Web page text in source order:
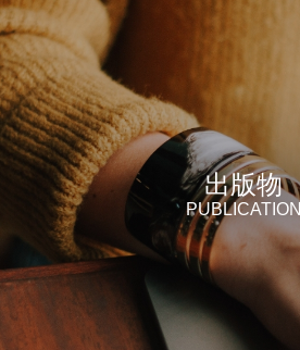
出版物
PUBLICATION